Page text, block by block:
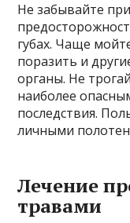
Не забывайте
губах. Чаще
поразить и
органы. Не
наиболее
последствия.
личными
Лечение
травами